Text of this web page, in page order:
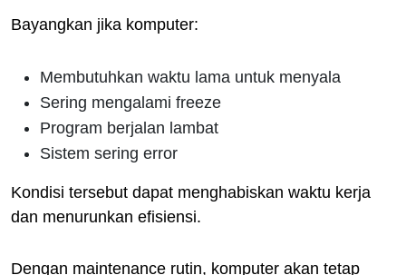
Bayangkan jika komputer:
Membutuhkan waktu lama untuk menyala
Sering mengalami freeze
Program berjalan lambat
Sistem sering error
Kondisi tersebut dapat menghabiskan waktu kerja
dan menurunkan efisiensi.
Dengan maintenance rutin, komputer akan tetap